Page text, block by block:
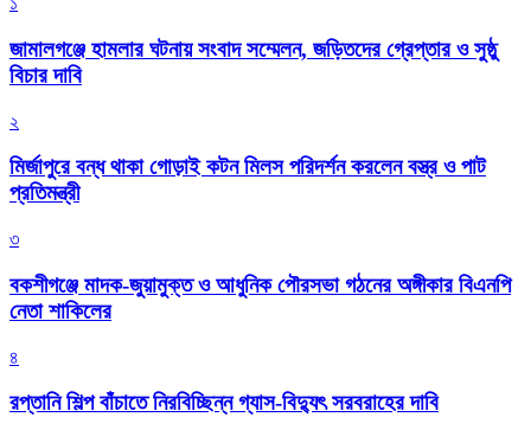
জামালগঞ্জে হামলার ঘটনায় সংবাদ সম্মেলন, জড়িতদের গ্রেপ্তার ও সুষ্ঠু
বিচার দাবি
২
মির্জাপুরে বন্ধ থাকা গোড়াই কটন মিলস পরিদর্শন করলেন বস্ত্র ও পাট
প্রতিমন্ত্রী
৩
বকশীগঞ্জে মাদক-জুয়ামুক্ত ও আধুনিক পৌরসভা গঠনের অঙ্গীকার বিএনপি
নেতা শাকিলের
৪
রপ্তানি শিল্প বাঁচাতে নিরবিচ্ছিন্ন গ্যাস-বিদ্যুৎ সরবরাহের দাবি